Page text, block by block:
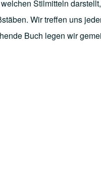
Stilmitteln
Wir treffen uns
Buch legen wir